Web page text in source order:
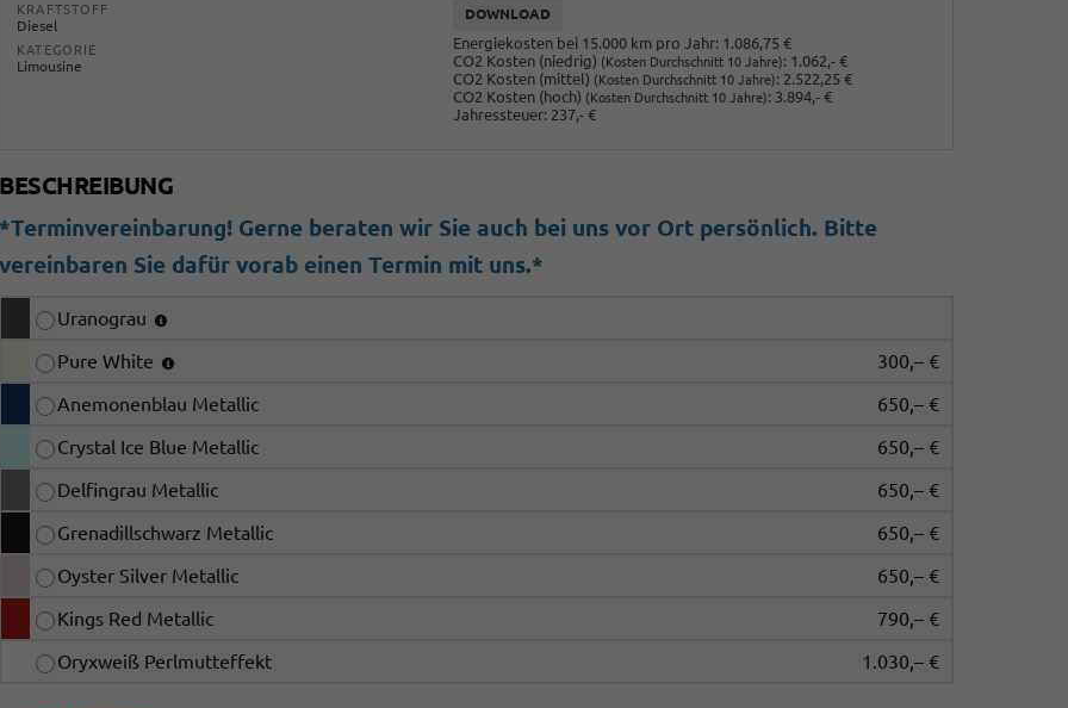
KRAFTSTOFF
Diesel
KATEGORIE
Limousine
DOWNLOAD
Energiekosten bei 15.000 km pro Jahr: 1.086,75 €
CO2 Kosten (niedrig) (Kosten Durchschnitt 10 Jahre): 1.062,- €
CO2 Kosten (mittel) (Kosten Durchschnitt 10 Jahre): 2.522,25 €
CO2 Kosten (hoch) (Kosten Durchschnitt 10 Jahre): 3.894,- €
Jahressteuer: 237,- €
BESCHREIBUNG
*Terminvereinbarung! Gerne beraten wir Sie auch bei uns vor Ort persönlich. Bitte
vereinbaren Sie dafür vorab einen Termin mit uns.*
Uranograu
Pure White
300,– €
Anemonenblau Metallic
650,– €
Crystal Ice Blue Metallic
650,– €
Delfingrau Metallic
650,– €
Grenadillschwarz Metallic
650,– €
Oyster Silver Metallic
650,– €
Kings Red Metallic
790,– €
Oryxweiß Perlmutteffekt
1.030,– €